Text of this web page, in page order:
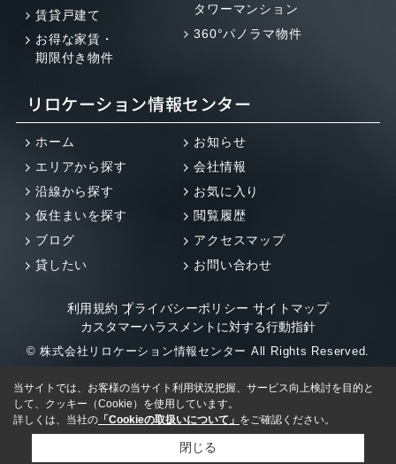
賃貸戸建て
お得な家賃・
期限付き物件
タワーマンション
360°パノラマ物件
リロケーション情報センター
ホーム
エリアから探す
沿線から探す
仮住まいを探す
ブログ
貸したい
お知らせ
会社情報
お気に入り
閲覧履歴
アクセスマップ
お問い合わせ
利用規約 プライバシーポリシー サイトマップ
カスタマーハラスメントに対する行動指針
© 株式会社リロケーション情報センター All Rights Reserved.
当サイトでは、お客様の当サイト利用状況把握、サービス向上検討を目的と
して、クッキー（Cookie）を使用しています。
詳しくは、当社の 「Cookieの取扱いについて」 をご確認ください。
閉じる